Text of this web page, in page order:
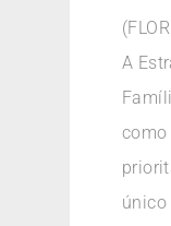
A
como
único